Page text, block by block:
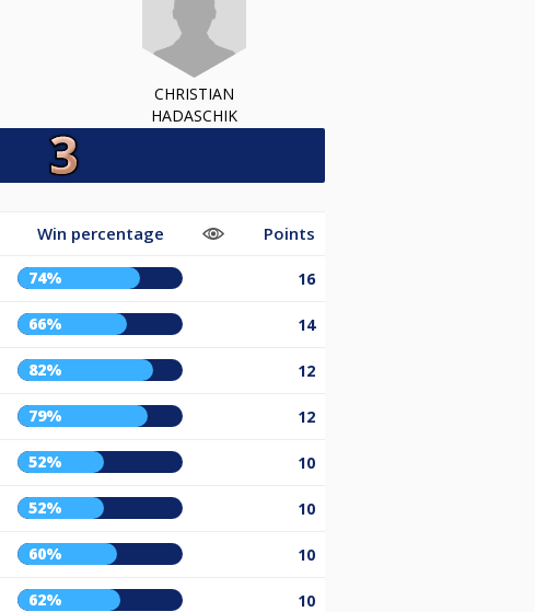
CHRISTIAN
HADASCHIK
Win percentage Points
74% 16
66% 14
82% 12
79% 12
52% 10
52% 10
60% 10
62% 10